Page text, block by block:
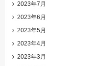
2023年7月
2023年6月
2023年5月
2023年4月
2023年3月